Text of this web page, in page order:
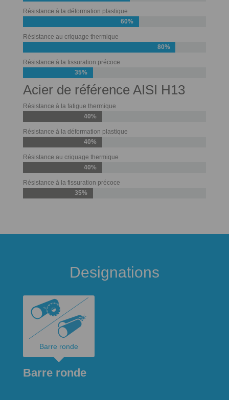
Résistance à la déformation plastique
60%
Résistance au criquage thermique
80%
Résistance à la fissuration précoce
35%
Acier de référence AISI H13
Résistance à la fatigue thermique
40%
Résistance à la déformation plastique
40%
Résistance au criquage thermique
40%
Résistance à la fissuration précoce
35%
Designations
Barre ronde
Barre ronde